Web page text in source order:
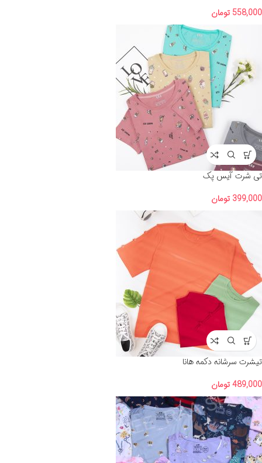
558,000 تومان
تی شرت آیس پک
399,000 تومان
تیشرت سرشانه دکمه هانا
489,000تومان